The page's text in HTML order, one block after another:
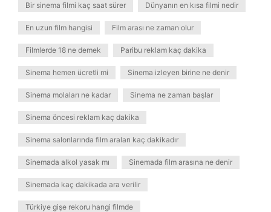
Bir sinema filmi kaç saat sürer Dünyanın en kısa filmi nedir
En uzun film hangisi Film arası ne zaman olur
Filmlerde 18 ne demek Paribu reklam kaç dakika
Sinema hemen ücretli mi Sinema izleyen birine ne denir
Sinema molaları ne kadar Sinema ne zaman başlar
Sinema öncesi reklam kaç dakika
Sinema salonlarında film araları kaç dakikadır
Sinemada alkol yasak mı Sinemada film arasına ne denir
Sinemada kaç dakikada ara verilir
Türkiye gişe rekoru hangi filmde